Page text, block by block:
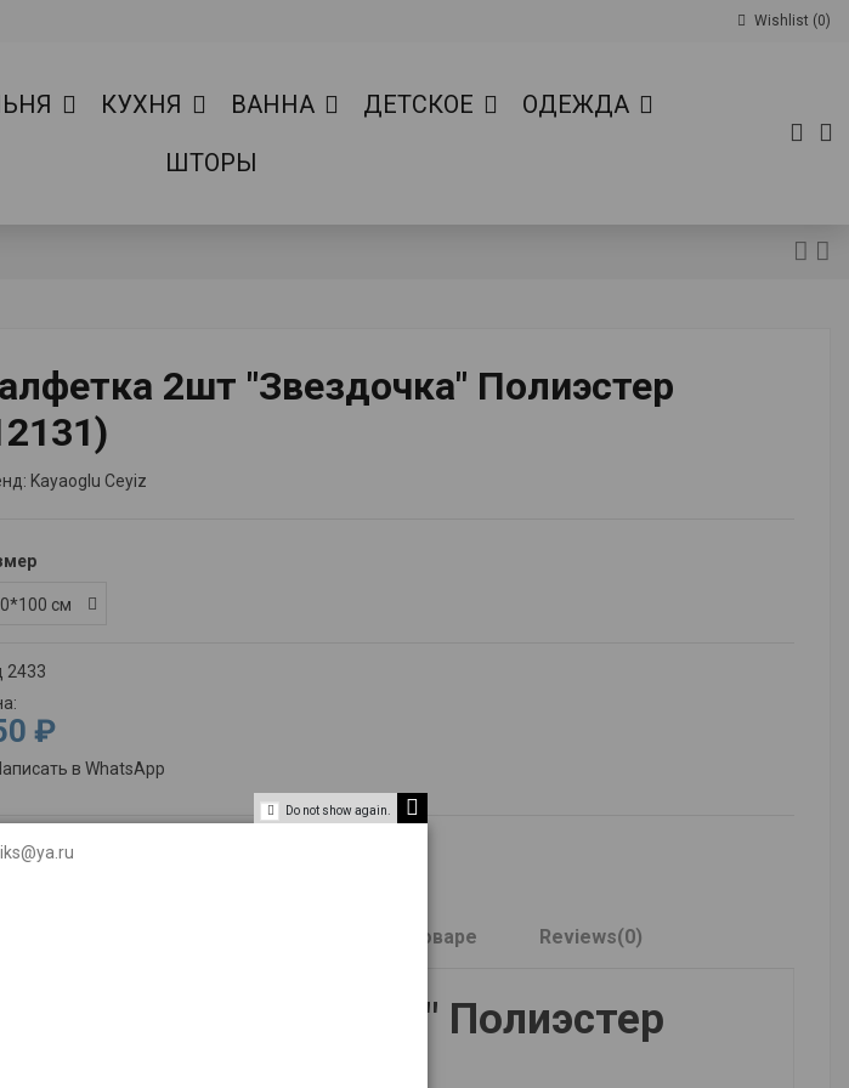
Wishlist (0)
КУХНЯ ВАННА ДЕТСКОЕ
ОДЕЖДА
ШТОРЫ
2шт "Звездочка" Полиэстер
Kayaoglu Ceyiz
2433
₽
Подробнее о товаре Reviews(0)
Скатерть "Звездочка" Полиэстер
Do not show again.